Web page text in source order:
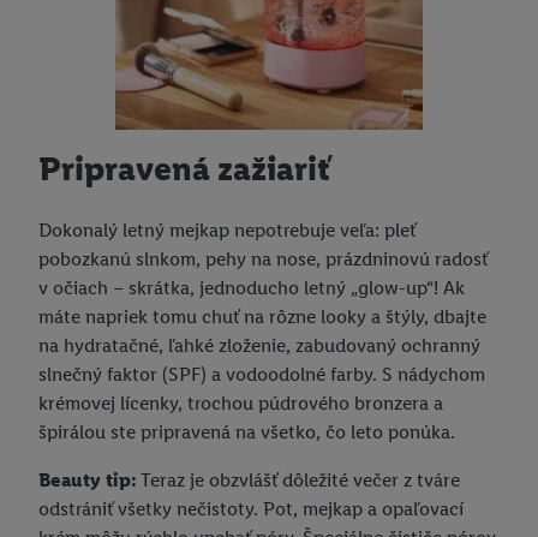
Pripravená zažiariť
Dokonalý letný mejkap nepotrebuje veľa: pleť
pobozkanú slnkom, pehy na nose, prázdninovú radosť
v očiach – skrátka, jednoducho letný „glow-up“! Ak
máte napriek tomu chuť na rôzne looky a štýly, dbajte
na hydratačné, ľahké zloženie, zabudovaný ochranný
slnečný faktor (SPF) a vodoodolné farby. S nádychom
krémovej lícenky, trochou púdrového bronzera a
špirálou ste pripravená na všetko, čo leto ponúka.
Beauty tip: Teraz je obzvlášť dôležité večer z tváre
odstrániť všetky nečistoty. Pot, mejkap a opaľovací